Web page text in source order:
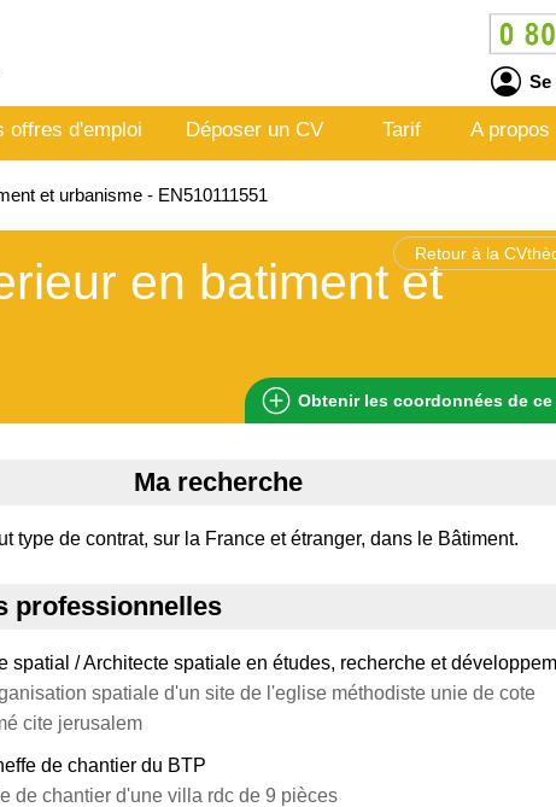
Se
offres d'emploi Déposer un CV Tarif A propos
et urbanisme - EN510111551
Retour à la
en batiment et
Obtenir les coordonnées de
Ma recherche
type de contrat, sur la France et étranger, dans le Bâtiment.
professionnelles
spatial / Architecte spatiale en études, recherche et
spatiale d'un site de l'eglise méthodiste unie de cote
cite jerusalem
de chantier du BTP
de chantier d'une villa rdc de 9 pièces